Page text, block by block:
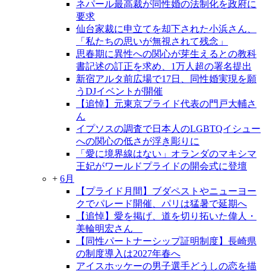
ネパール最高裁が同性婚の法制化を政府に
要求
仙台家裁に申立てを却下された小浜さん、
「私たちの思いが無視されて残念」
思春期に異性への関心が芽生えるとの教科
書記述の訂正を求め、1万人超の署名提出
新宿アルタ前広場で17日、同性婚実現を願
うDJイベントが開催
【追悼】元東京プライド代表の門戸大輔さ
ん
イプソスの調査で日本人のLGBTQイシュー
への関心の低さが浮き彫りに
「愛に境界線はない」オランダのマキシマ
王妃がワールドプライドの開会式に登壇
+ 6月
【プライド月間】ブダペストやニューヨー
クでパレード開催、パリは猛暑で延期へ
【追悼】愛を掲げ、道を切り拓いた偉人・
美輪明宏さん
【同性パートナーシップ証明制度】長崎県
の制度導入は2027年春へ
アイスホッケーの男子選手どうしの恋を描